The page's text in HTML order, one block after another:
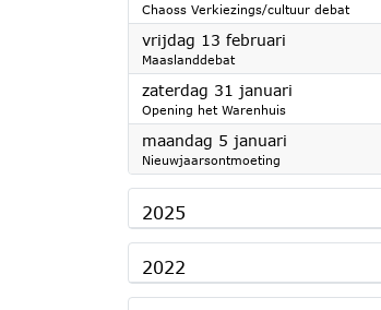
Chaoss Verkiezings/cultuur debat
vrijdag 13 februari
Maaslanddebat
zaterdag 31 januari
Opening het Warenhuis
maandag 5 januari
Nieuwjaarsontmoeting
2025
2022